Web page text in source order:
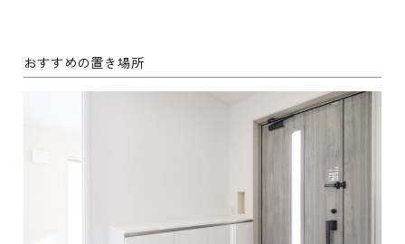
おすすめの置き場所